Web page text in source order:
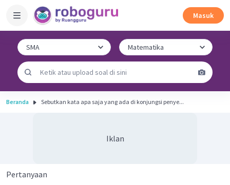
Masuk
Beranda Sebutkan kata apa saja yang ada di konjungsi penye...
Iklan
Pertanyaan